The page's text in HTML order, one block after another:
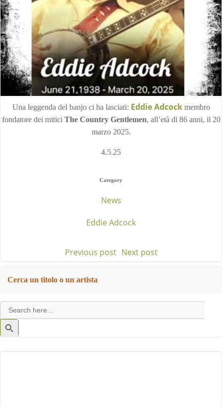
Una leggenda del banjo ci ha lasciati: Eddie Adcockmembro
fondatore dei mitici The Country Gentlemen, all’età di 86 anni, il 20
marzo 2025.
4.5.25
Category
News
Eddie Adcock
Post
navigation
Previous post Post
Next post
Cerca un titolo o un artista
Search
for:
Search
Button